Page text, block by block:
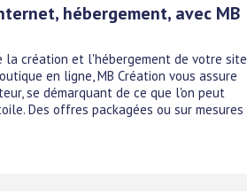
hébergement, avec MB
la création et l'hébergement de votre site
en ligne, MB Création vous assure
se démarquant de ce que l'on peut
Des offres packagées ou sur mesures